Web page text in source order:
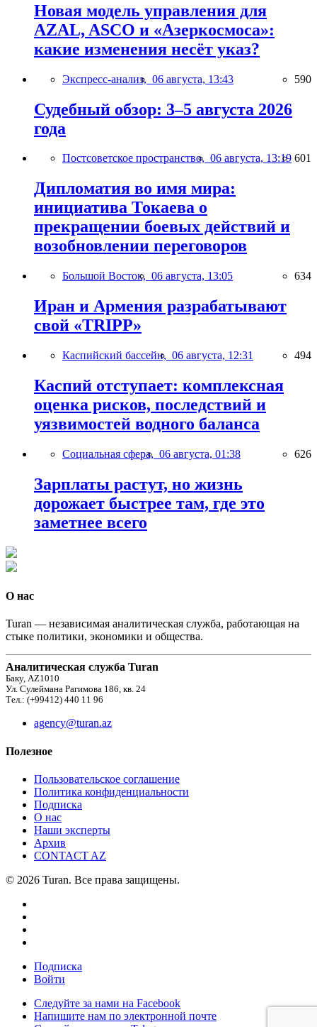
Новая модель управления для
AZAL, ASCO и «Азеркосмоса»:
какие изменения несёт указ?
Экспресс-анализ, 06 августа, 13:43 590
Судебный обзор: 3–5 августа 2026
года
Постсоветское пространство, 06 августа, 13:19 601
Дипломатия во имя мира:
инициатива Токаева о
прекращении боевых действий и
возобновлении переговоров
Большой Восток, 06 августа, 13:05 634
Иран и Армения разрабатывают
свой «TRIPP»
Каспийский бассейн, 06 августа, 12:31 494
Каспий отступает: комплексная
оценка рисков, последствий и
уязвимостей водного баланса
Социальная сфера, 06 августа, 01:38 626
Зарплаты растут, но жизнь
дорожает быстрее там, где это
заметнее всего
О нас
Turan — независимая аналитическая служба, работающая на
стыке политики, экономики и общества.
Аналитическая служба Turan
Баку, AZ1010
Ул. Сулеймана Рагимова 186, кв. 24
Тел.: (+99412) 440 11 96
agency@turan.az
Полезное
Пользовательское соглашение
Политика конфиденциальности
Подписка
О нас
Наши эксперты
Архив
CONTACT AZ
© 2026 Turan. Все права защищены.
Подписка
Войти
Следуйте за нами на Facebook
Напишите нам по электронной почте